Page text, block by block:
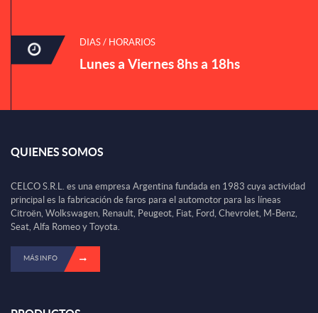
DIAS / HORARIOS
Lunes a Viernes 8hs a 18hs
QUIENES SOMOS
CELCO S.R.L. es una empresa Argentina fundada en 1983 cuya actividad
principal es la fabricación de faros para el automotor para las líneas
Citroën, Wolkswagen, Renault, Peugeot, Fiat, Ford, Chevrolet, M-Benz,
Seat, Alfa Romeo y Toyota.
MÁS INFO